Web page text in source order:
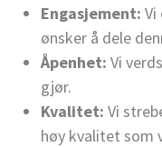
Engasjement:
ønsker å dele
Åpenhet: Vi
gjør.
Kvalitet: Vi
høy kvalitet som